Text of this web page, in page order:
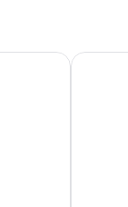
Kipriotis